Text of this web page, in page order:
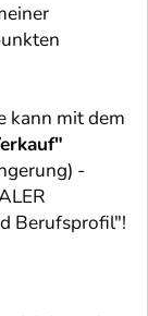
kann mit dem
-
Berufsprofil"!